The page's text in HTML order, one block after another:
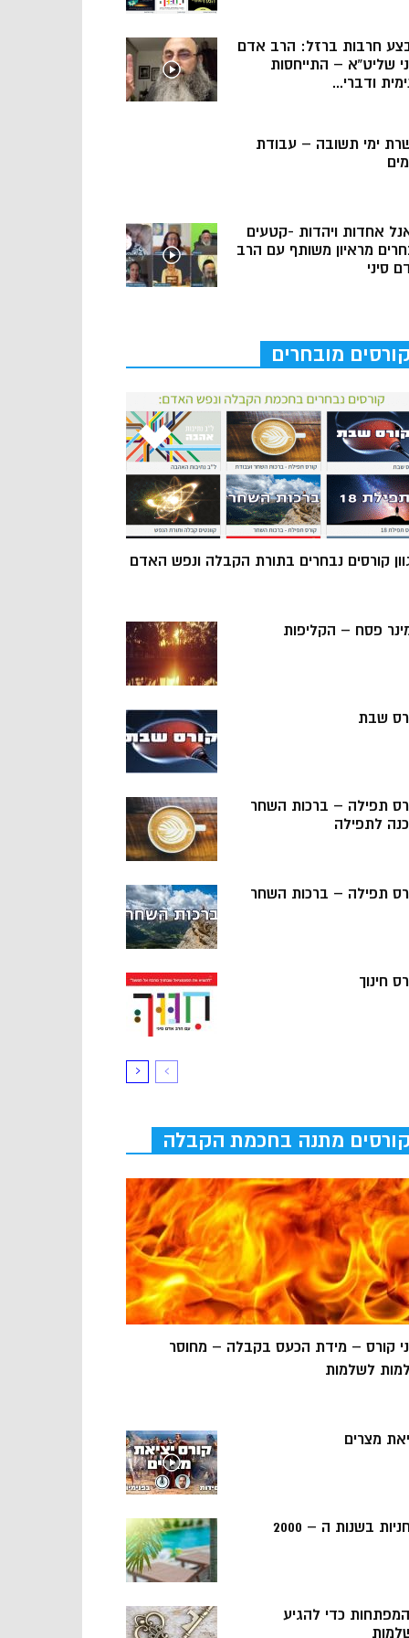
חרבות ברזל: הרב אדם
שליט”א – התייחסות
ודברי...
ימי תשובה – עבודת
אחדות ויהדות -קטעים
מראיון משותף עם הרב
סיני
קורסים מובחרים
קורסים נבחרים בתורת הקבלה ונפש האדם
פסח – הקליפות
שבת
תפילה – ברכות השחר
לתפילה
תפילה – ברכות השחר
חינוך
קורסים מתנה בחכמת הקבלה
קורס – מידת הכעס בקבלה – מחוסר
לשלמות
מצרים
בשנות ה – 2000
5 המפתחות כדי להגיע